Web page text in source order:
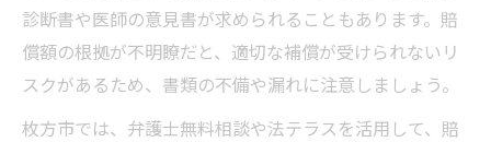
診断書や医師の意見書が求められることもあります。賠
償額の根拠が不明瞭だと、適切な補償が受けられないリ
スクがあるため、書類の不備や漏れに注意しましょう。
枚方市では、弁護士無料相談や法テラスを活用して、賠